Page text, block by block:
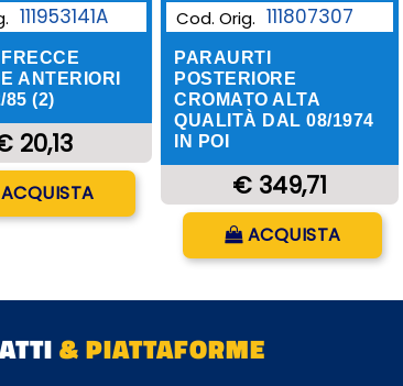
111953141A
ANTERIORI
85 (2)
20,13
Quantità
ACQUISTA
Cod. Orig. 111807307
PARAURTI
POSTERIORE
CROMATO ALTA
QUALITÀ DAL 08/1974
IN POI
€ 349,71
Quantità
ACQUISTA
& PIATTAFORME